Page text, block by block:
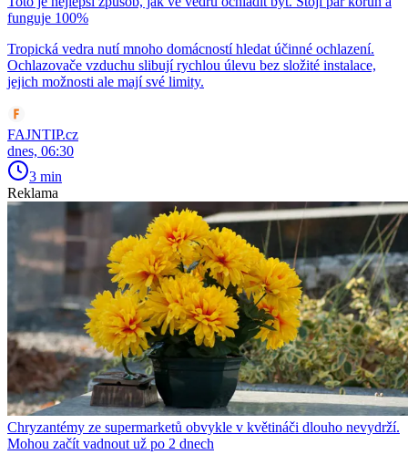
funguje 100%
Tropická vedra nutí mnoho domácností hledat účinné ochlazení.
Ochlazovače vzduchu slibují rychlou úlevu bez složité instalace,
jejich možnosti ale mají své limity.
FAJNTIP.cz
dnes, 06:30
3 min
Reklama
Chryzantémy ze supermarketů obvykle v květináči dlouho nevydrží.
Mohou začít vadnout už po 2 dnech